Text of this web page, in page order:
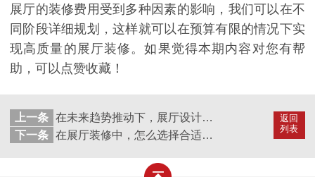
展厅的装修费用受到多种因素的影响，我们可以在不
同阶段详细规划，这样就可以在预算有限的情况下实
现高质量的展厅装修。如果觉得本期内容对您有帮
助，可以点赞收藏！
返回
列表
上一条
在未来趋势推动下，展厅设计将要做出什么改变？
下一条
在展厅装修中，怎么选择合适的材料？